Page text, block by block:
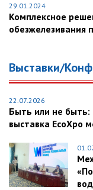
29.01.2024
Комплексное
обезжелезивания
Выставки/
22.07.2026
Быть или не быть:
выставка EcoXpo